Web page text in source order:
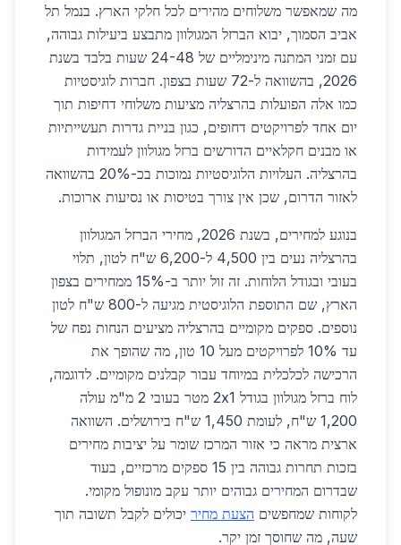
מה שמאפשר משלוחים מהירים לכל חלקי הארץ. בנמל תל
אביב הסמוך, יבוא הברזל המגולוון מתבצע ביעילות גבוהה,
עם זמני המתנה מינימליים של 24-48 שעות בלבד בשנת
2026, בהשוואה ל-72 שעות בצפון. חברות לוגיסטיות
כמו אלה הפועלות בהרצליה מציעות משלוחי דחיפות תוך
יום אחד לפרויקטים דחופים, כגון בניית גדרות תעשייתיות
או מבנים חקלאיים הדורשים ברזל מגולוון לעמידות
בהרצליה. העלויות הלוגיסטיות נמוכות בכ-20% בהשוואה
לאזור הדרום, שכן אין צורך בטיסות או נסיעות ארוכות.
בנוגע למחירים, בשנת 2026, מחירי הברזל המגולוון
בהרצליה נעים בין 4,500 ל-6,200 ש"ח לטון, תלוי
בעובי ובגודל הלוחות. זה זול יותר ב-15% ממחירים בצפון
הארץ, שם התוספת הלוגיסטית מגיעה ל-800 ש"ח לטון
נוספים. ספקים מקומיים בהרצליה מציעים הנחות נפח של
עד 10% לפרויקטים מעל 10 טון, מה שהופך את
הרכישה לכלכלית במיוחד עבור קבלנים מקומיים. לדוגמה,
לוח ברזל מגולוון בגודל 2x1 מטר בעובי 2 מ"מ עולה
1,200 ש"ח, לעומת 1,450 ש"ח בירושלים. השוואה
ארצית מראה כי אזור המרכז שומר על יציבות מחירים
בזכות תחרות גבוהה בין 15 ספקים מרכזיים, בעוד
שבדרום המחירים גבוהים יותר עקב מונופול מקומי.
לקוחות שמחפשים הצעת מחיר יכולים לקבל תשובה תוך
שעה, מה שחוסך זמן יקר.